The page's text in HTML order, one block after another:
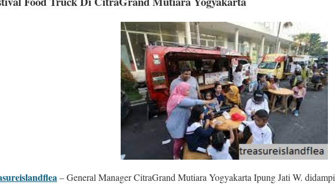
– General Manager CitraGrand Mutiara Yogyakarta Ipung Jati W.